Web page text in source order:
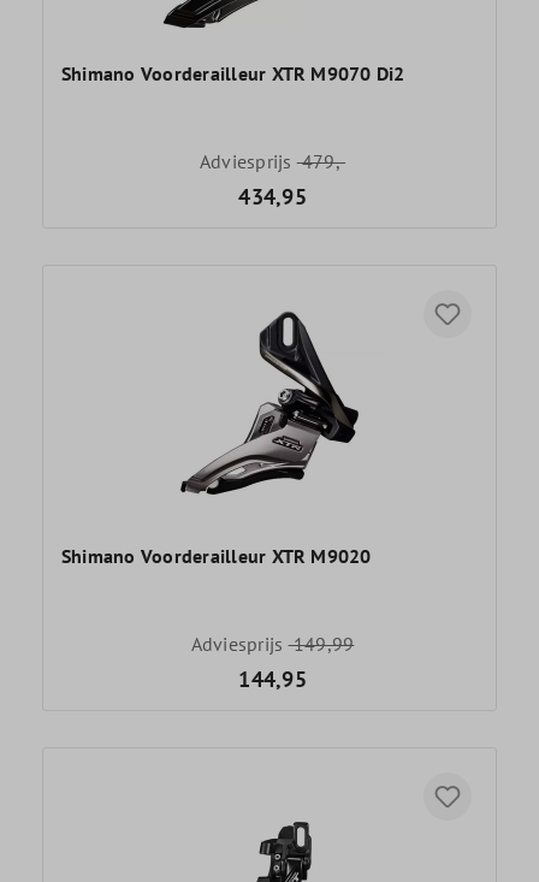
Shimano Voorderailleur XTR M9070 Di2
Adviesprijs479,-
434,95
Shimano Voorderailleur XTR M9020
Adviesprijs149,99
144,95